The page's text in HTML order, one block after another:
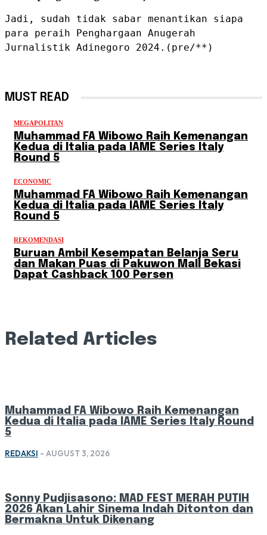
Jadi, sudah tidak sabar menantikan siapa
para peraih Penghargaan Anugerah
Jurnalistik Adinegoro 2024.(pre/**)
MUST READ
MEGAPOLITAN
Muhammad FA Wibowo Raih Kemenangan
Kedua di Italia pada IAME Series Italy
Round 5
ECONOMIC
Muhammad FA Wibowo Raih Kemenangan
Kedua di Italia pada IAME Series Italy
Round 5
REKOMENDASI
Buruan Ambil Kesempatan Belanja Seru
dan Makan Puas di Pakuwon Mall Bekasi
Dapat Cashback 100 Persen
Related Articles
Muhammad FA Wibowo Raih Kemenangan
Kedua di Italia pada IAME Series Italy Round
5
REDAKSI - AUGUST 3, 2026
Sonny Pudjisasono: MAD FEST MERAH PUTIH
2026 Akan Lahir Sinema Indah Ditonton dan
Bermakna Untuk Dikenang